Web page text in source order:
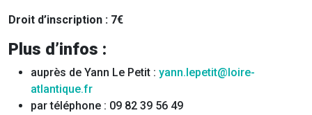
Droit d’inscription : 7€
Plus d’infos :
auprès de Yann Le Petit : yann.lepetit@loire-
atlantique.fr
par téléphone : 09 82 39 56 49